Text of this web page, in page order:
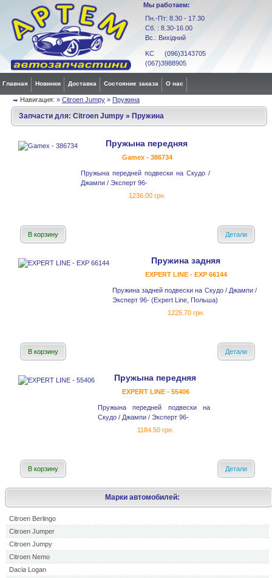
Мы работаем:
Пн.-Пт: 8.30 - 17.30
Сб. : 8.30-16.00
Вс.: Вихідний
KC (096)3143705
(067)3988905
Главная Новинки Доставка Состояние заказа О нас
Навигация: » Citroen Jumpy » Пружина
Марки автомобилей:
Citroen Berlingo
Citroen Jumper
Citroen Jumpy
Citroen Nemo
Dacia Logan
Запчасти для: Citroen Jumpy » Пружина
Пружына передняя
Gamex - 386734
Пружына передней подвески на Скудо /
Джампи / Эксперт 96-
1236.00 грн.
В корзину Детали
Пружина задняя
EXPERT LINE - EXP 66144
Пружина задней подвески на Скудо / Джампи /
Эксперт 96- (Expert Line, Польша)
1225.70 грн.
В корзину Детали
Пружына передняя
EXPERT LINE - 55406
Пружына передней подвески на
Скудо / Джампи / Эксперт 96-
1184.50 грн.
В корзину Детали